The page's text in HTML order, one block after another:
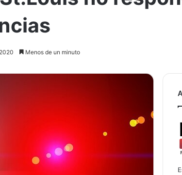
Menos de un minuto